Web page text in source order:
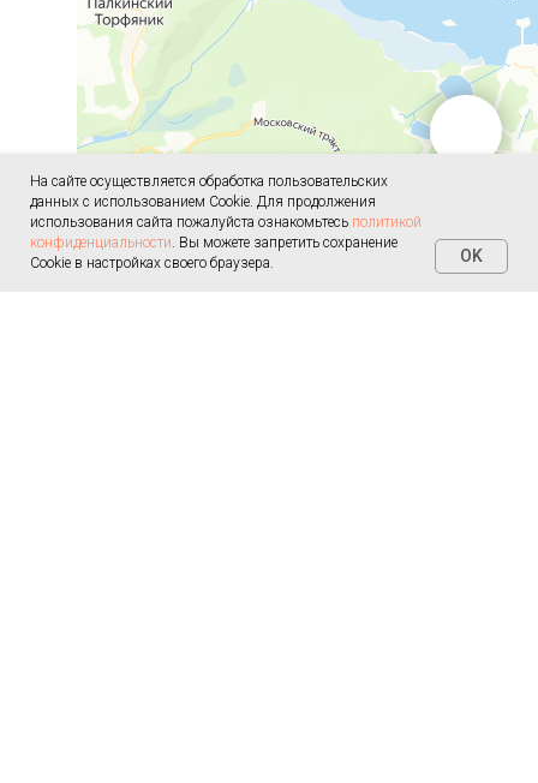
На сайте осуществляется обработка пользовательских
данных с использованием Cookie. Для продолжения
использования сайта пожалуйста ознакомьтесь политикой
конфиденциальности. Вы можете запретить сохранение
Cookie в настройках своего браузера.
OK